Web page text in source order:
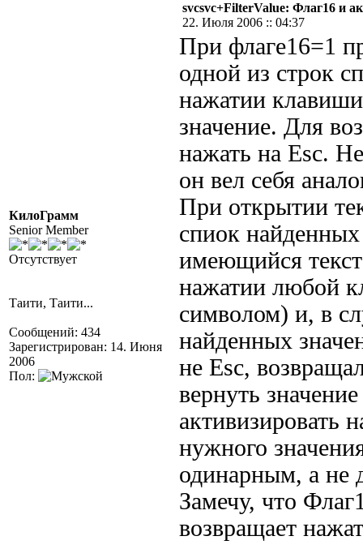
КилоГрамм
Senior Member
Отсутствует
Таити, Таити...
Сообщений: 434
Зарегистрирован: 14. Июня
2006
Пол:
svcsvc+FilterValue: Флаг16 и
22. Июля 2006 :: 04:37
При флаге16=1
одной из строк
нажатии
значение. Для
нажать на Esc.
он вел себя
При открытии
спиок
имеющийся
нажатии любой
символом) и, в
найденных
не Esc,
вернуть
активизировать
нужного
одинарным, а
Замечу, что
возвращает